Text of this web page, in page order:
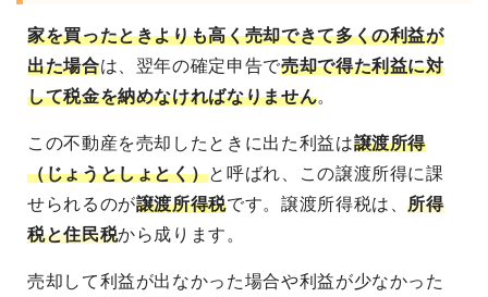
家を買ったときよりも高く売却できて多くの利益が
出た場合は、翌年の確定申告で売却で得た利益に対
して税金を納めなければなりません。
この不動産を売却したときに出た利益は譲渡所得
（じょうとしょとく）と呼ばれ、この譲渡所得に課
せられるのが譲渡所得税です。譲渡所得税は、所得
税と住民税から成ります。
売却して利益が出なかった場合や利益が少なかった